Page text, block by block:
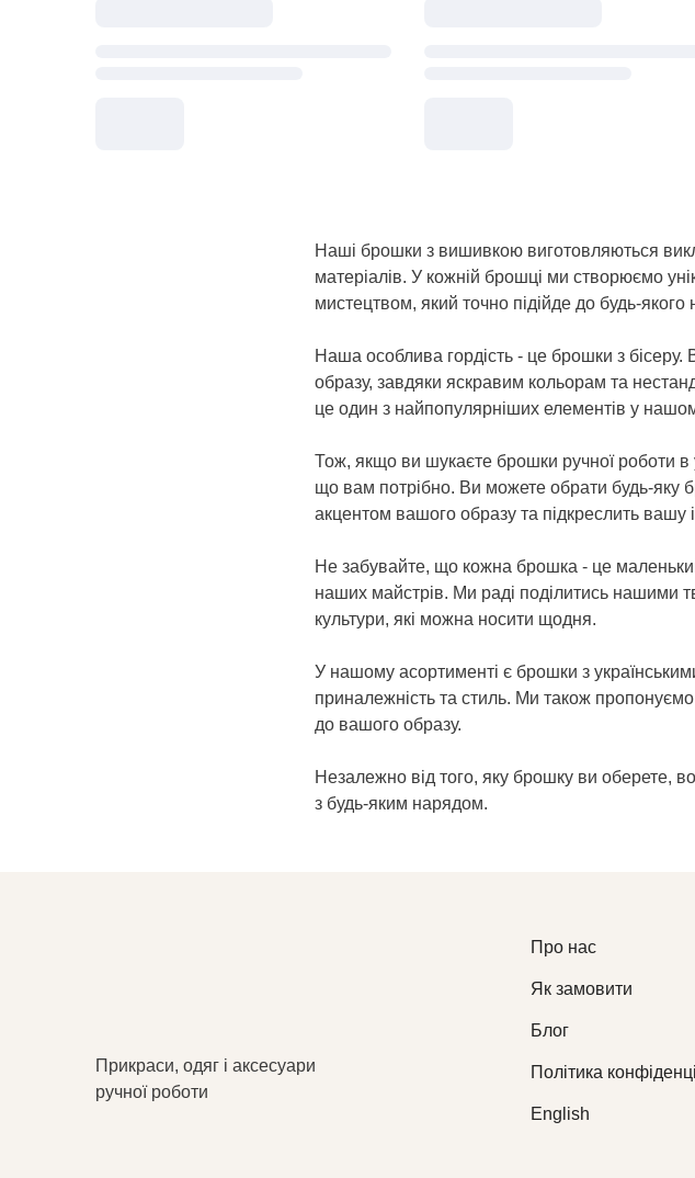
Наші брошки з вишивкою виготовляються
матеріалів. У кожній брошці ми створюємо
мистецтвом, який точно підійде до будь-якого
Наша особлива гордість - це брошки з
образу, завдяки яскравим кольорам та
це один з найпопулярніших елементів у
Тож, якщо ви шукаєте брошки ручної роботи в
що вам потрібно. Ви можете обрати будь-яку
акцентом вашого образу та підкреслить вашу
Не забувайте, що кожна брошка - це
наших майстрів. Ми раді поділитись нашими
культури, які можна носити щодня.
У нашому асортименті є брошки з
приналежність та стиль. Ми також пропонуємо
до вашого образу.
Незалежно від того, яку брошку ви оберете,
з будь-яким нарядом.
Прикраси, одяг і аксесуари
ручної роботи
Про нас
Як замовити
Блог
Політика
English